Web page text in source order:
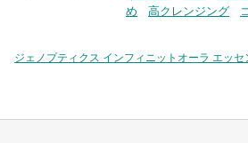
め
高クレンジング
ジェノプティクス インフィニットオーラ エッセ